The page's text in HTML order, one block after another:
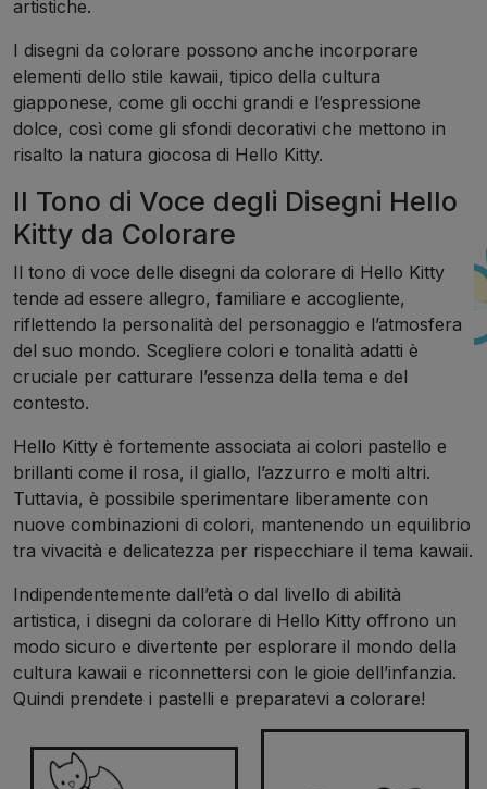
artistiche.
I disegni da colorare possono anche incorporare
elementi dello stile kawaii, tipico della cultura
giapponese, come gli occhi grandi e l’espressione
dolce, così come gli sfondi decorativi che mettono in
risalto la natura giocosa di Hello Kitty.
Il Tono di Voce degli Disegni Hello
Kitty da Colorare
Il tono di voce delle disegni da colorare di Hello Kitty
tende ad essere allegro, familiare e accogliente,
riflettendo la personalità del personaggio e l’atmosfera
del suo mondo. Scegliere colori e tonalità adatti è
cruciale per catturare l’essenza della tema e del
contesto.
Hello Kitty è fortemente associata ai colori pastello e
brillanti come il rosa, il giallo, l’azzurro e molti altri.
Tuttavia, è possibile sperimentare liberamente con
nuove combinazioni di colori, mantenendo un equilibrio
tra vivacità e delicatezza per rispecchiare il tema kawaii.
Indipendentemente dall’età o dal livello di abilità
artistica, i disegni da colorare di Hello Kitty offrono un
modo sicuro e divertente per esplorare il mondo della
cultura kawaii e riconnettersi con le gioie dell’infanzia.
Quindi prendete i pastelli e preparatevi a colorare!